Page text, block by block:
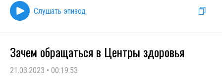
Слушать эпизод
Зачем обращаться в Центры здоровья
21.03.2023 • 00:19:53